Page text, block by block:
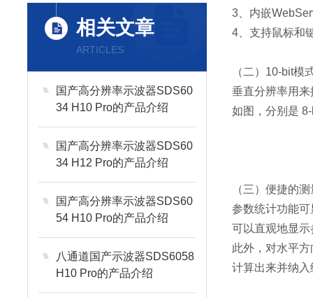
相关文章
ARTICLES
国产高分辨率示波器SDS60
34 H10 Pro的产品介绍
国产高分辨率示波器SDS60
34 H12 Pro的产品介绍
国产高分辨率示波器SDS60
54 H10 Pro的产品介绍
八通道国产示波器SDS6058
H10 Pro的产品介绍
3、内嵌
4、支持鼠标和
（二）10-bit模
垂直分辨率用
如图，分别是
（三）便捷的
参数统计功能
可以直观地显
此外，对水平
计算出来并纳